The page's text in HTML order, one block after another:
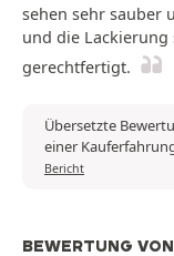
sehen sehr sauber
und die
gerechtfertigt.
Übersetzte
einer
Bericht
BEWERTUNG